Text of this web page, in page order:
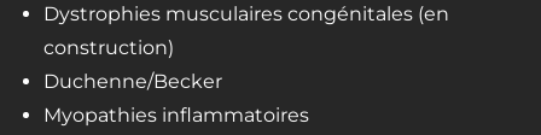
Dystrophies musculaires congénitales (en
construction)
Duchenne/Becker
Myopathies inflammatoires